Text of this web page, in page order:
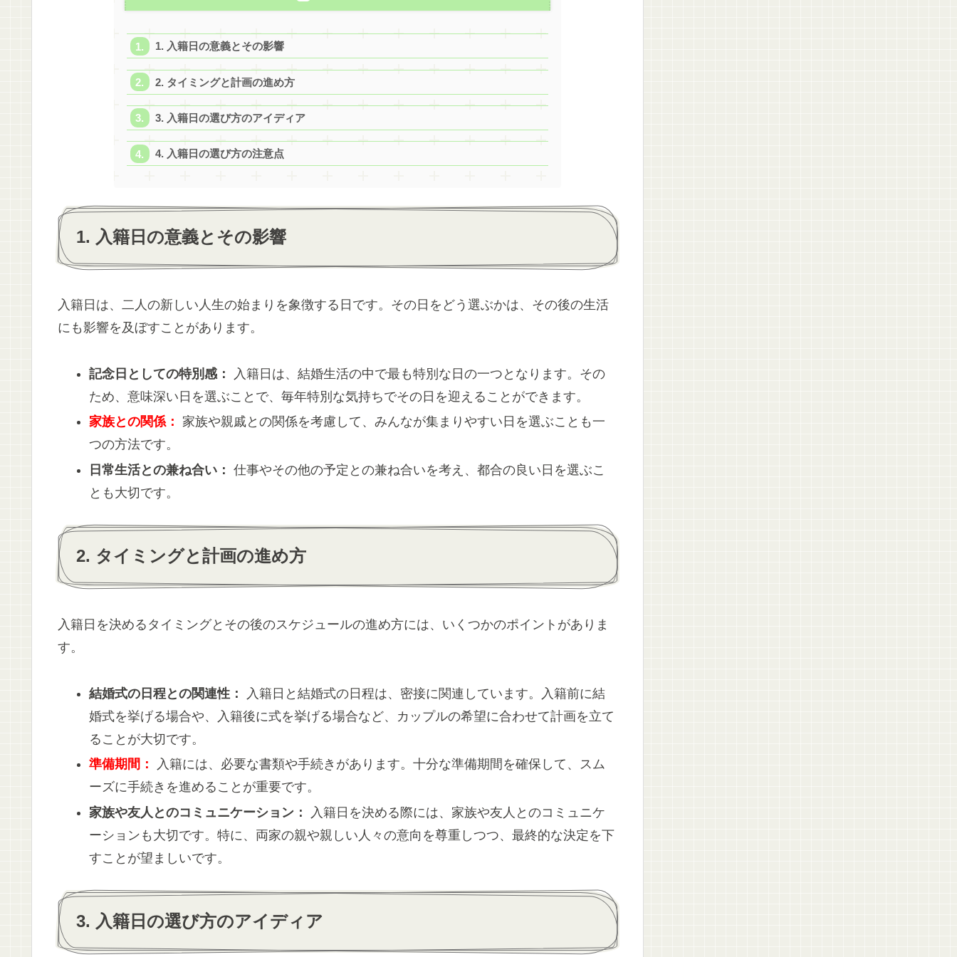
1. 入籍日の意義とその影響
2. タイミングと計画の進め方
3. 入籍日の選び方のアイディア
4. 入籍日の選び方の注意点
1. 入籍日の意義とその影響
入籍日は、二人の新しい人生の始まりを象徴する日です。その日をどう選ぶかは、その後の生活
にも影響を及ぼすことがあります。
記念日としての特別感：
入籍日は、結婚生活の中で最も特別な日の一つとなります。その
ため、意味深い日を選ぶことで、毎年特別な気持ちでその日を迎えることができます。
家族との関係：
家族や親戚との関係を考慮して、みんなが集まりやすい日を選ぶことも一
つの方法です。
日常生活との兼ね合い： 仕事やその他の予定との兼ね合いを考え、都合の良い日を選ぶこ
とも大切です。
2. タイミングと計画の進め方
入籍日を決めるタイミングとその後のスケジュールの進め方には、いくつかのポイントがありま
す。
結婚式の日程との関連性：
入籍日と結婚式の日程は、密接に関連しています。入籍前に結
婚式を挙げる場合や、入籍後に式を挙げる場合など、カップルの希望に合わせて計画を立て
ることが大切です。
準備期間：
入籍には、必要な書類や手続きがあります。十分な準備期間を確保して、スム
ーズに手続きを進めることが重要です。
家族や友人とのコミュニケーション：
入籍日を決める際には、家族や友人とのコミュニケ
ーションも大切です。特に、両家の親や親しい人々の意向を尊重しつつ、最終的な決定を下
すことが望ましいです。
3. 入籍日の選び方のアイディア